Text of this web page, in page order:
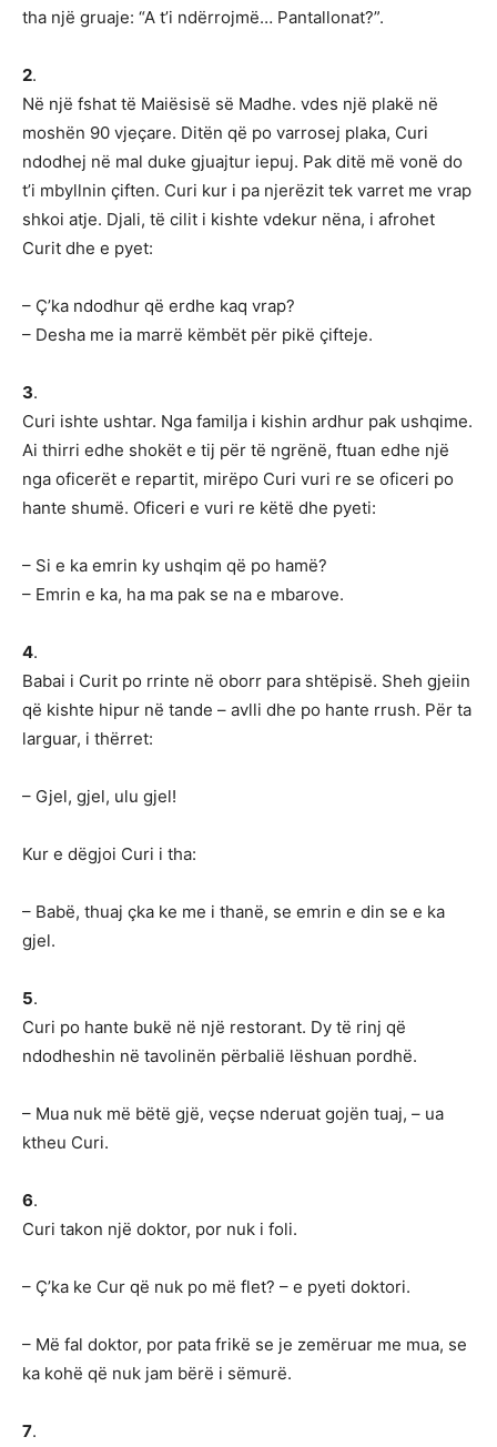
tha një gruaje: “A t’i ndërrojmë… Pantallonat?”.
2.
Në një fshat të Maiësisë së Madhe. vdes një plakë në
moshën 90 vjeçare. Ditën që po varrosej plaka, Curi
ndodhej në mal duke gjuajtur iepuj. Pak ditë më vonë do
t’i mbyllnin çiften. Curi kur i pa njerëzit tek varret me vrap
shkoi atje. Djali, të cilit i kishte vdekur nëna, i afrohet
Curit dhe e pyet:
– Ç’ka ndodhur që erdhe kaq vrap?
– Desha me ia marrë këmbët për pikë çifteje.
3.
Curi ishte ushtar. Nga familja i kishin ardhur pak ushqime.
Ai thirri edhe shokët e tij për të ngrënë, ftuan edhe një
nga oficerët e repartit, mirëpo Curi vuri re se oficeri po
hante shumë. Oficeri e vuri re këtë dhe pyeti:
– Si e ka emrin ky ushqim që po hamë?
– Emrin e ka, ha ma pak se na e mbarove.
4.
Babai i Curit po rrinte në oborr para shtëpisë. Sheh gjeiin
që kishte hipur në tande – avlli dhe po hante rrush. Për ta
larguar, i thërret:
– Gjel, gjel, ulu gjel!
Kur e dëgjoi Curi i tha:
– Babë, thuaj çka ke me i thanë, se emrin e din se e ka
gjel.
5.
Curi po hante bukë në një restorant. Dy të rinj që
ndodheshin në tavolinën përbalië lëshuan pordhë.
– Mua nuk më bëtë gjë, veçse nderuat gojën tuaj, – ua
ktheu Curi.
6.
Curi takon një doktor, por nuk i foli.
– Ç’ka ke Cur që nuk po më flet? – e pyeti doktori.
– Më fal doktor, por pata frikë se je zemëruar me mua, se
ka kohë që nuk jam bërë i sëmurë.
7.